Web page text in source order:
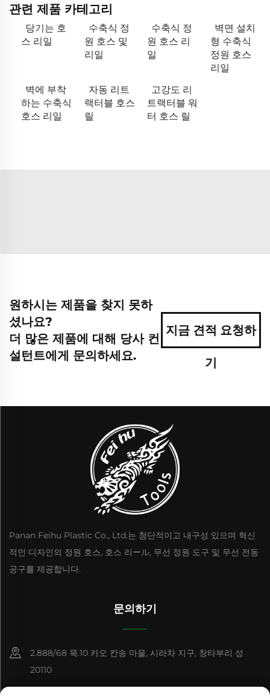
관련 제품 카테고리
당기는 호
스 리일
수축식 정
원 호스 및
리일
수축식 정
원 호스 리
일
벽면 설치
형 수축식
정원 호스
리일
벽에 부착
하는 수축식
호스 리일
자동 리트
랙터블 호스
릴
고강도 리
트랙터블 워
터 호스 릴
원하시는 제품을 찾지 못하
셨나요?
더 많은 제품에 대해 당사 컨
설턴트에게 문의하세요.
지금 견적 요청하
기
Panan Feihu Plastic Co., Ltd.는 첨단적이고 내구성 있으며 혁신
적인 디자인의 정원 호스, 호스 리ール, 무선 정원 도구 및 무선 전동
공구를 제공합니다.
문의하기
2.888/68 묵.10 카오 칸송 마을, 시라차 지구, 창타부리 성
20110